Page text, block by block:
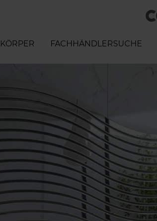
FACHHÄNDLERSUCHE